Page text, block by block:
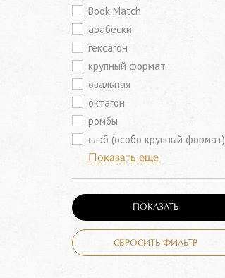
Book Match
арабески
гексагон
крупный формат
овальная
октагон
ромбы
слэб (особо крупный формат)
Показать еще
ПОКАЗАТЬ
СБРОСИТЬ ФИЛЬТР